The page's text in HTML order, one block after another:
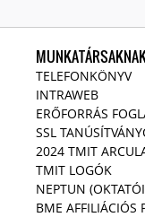
TELEFONKÖNYV
INTRAWEB
ERŐFORRÁS
SSL
2024 TMIT
TMIT LOGÓK
NEPTUN
BME AFFILIÁCIÓS